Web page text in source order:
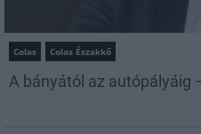
Colas Colas Északkő
A bányától az autópályáig